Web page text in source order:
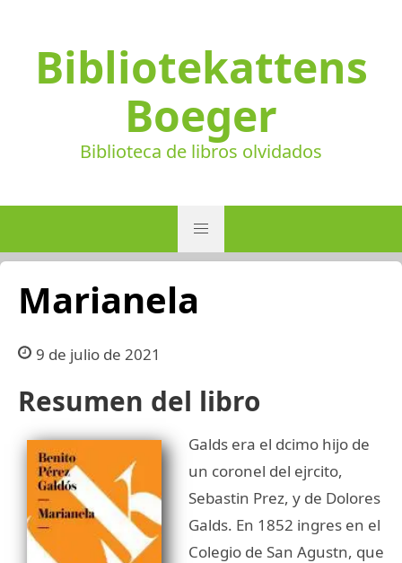
Bibliotekattens
Boeger
Biblioteca de libros olvidados
Marianela
9 de julio de 2021
Resumen del libro
Galds era el dcimo hijo de
un coronel del ejrcito,
Sebastin Prez, y de Dolores
Galds. En 1852 ingres en el
Colegio de San Agustn, que